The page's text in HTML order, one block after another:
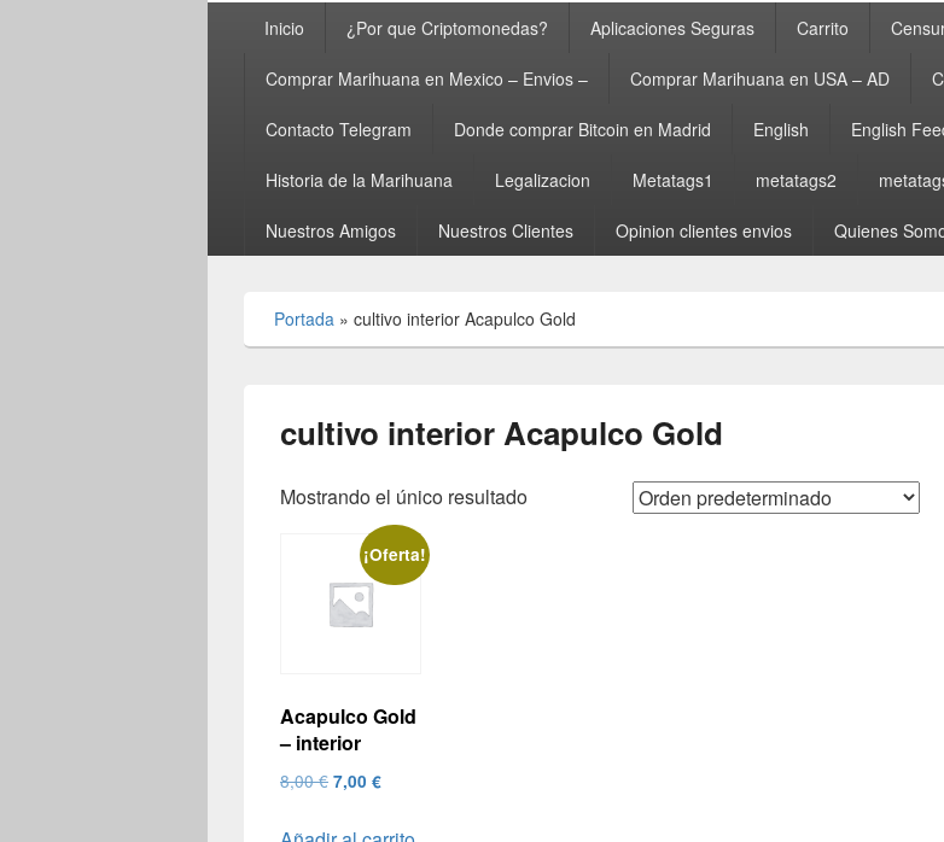
principalInicio ¿Por que Criptomonedas? Aplicaciones Seguras Carrito
Comprar Marihuana en Mexico – Envios – Comprar Marihuana en USA – AD
Contacto Telegram Donde comprar Bitcoin en Madrid English English
Historia de la Marihuana Legalizacion Metatags1 metatags2
Nuestros Amigos Nuestros Clientes Opinion clientes envios Quienes
Portada » cultivo interior Acapulco Gold
cultivo interior Acapulco Gold
Mostrando el único resultado
¡Oferta!
Acapulco Gold
– interior
8,00€ El
7,00 €El